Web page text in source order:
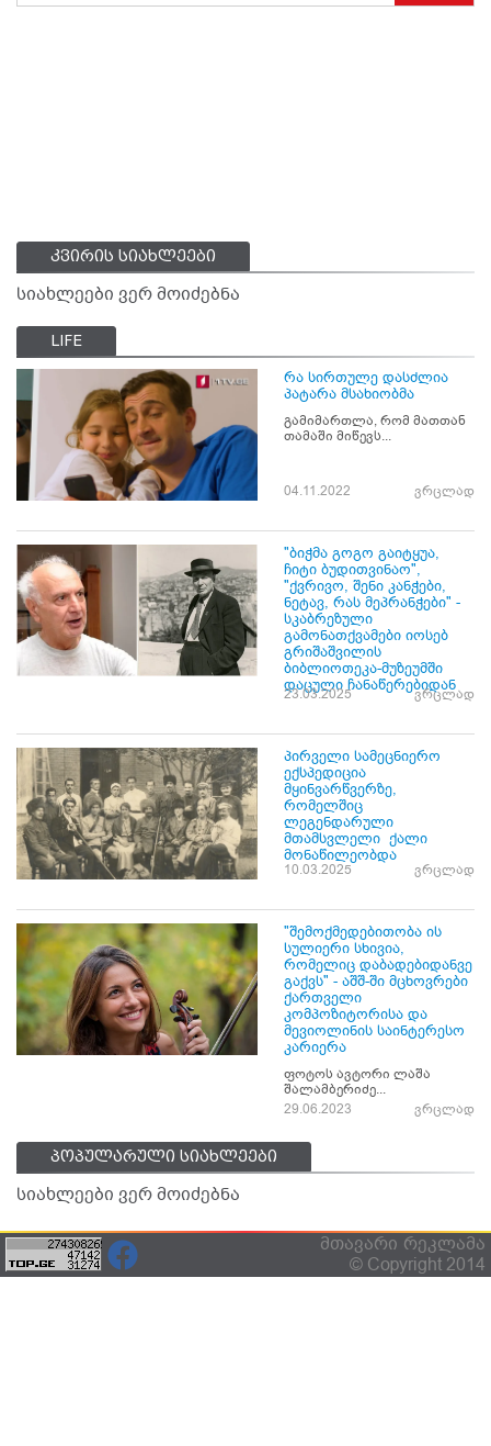
კვირის სიახლეები
სიახლეები ვერ მოიძებნა
LIFE
რა სირთულე დასძლია
პატარა მსახიობმა
გამიმართლა, რომ მათთან
თამაში მიწევს...
04.11.2022 ვრცლად
"ბიჭმა გოგო გაიტყუა,
ჩიტი ბუდითვინაო",
"ქვრივო, შენი კანჭები,
ნეტავ, რას მეპრანჭები" -
სკაბრეზული
გამონათქვამები იოსებ
გრიშაშვილის
ბიბლიოთეკა-მუზეუმში
დაცული ჩანაწერებიდან
23.03.2025 ვრცლად
პირველი სამეცნიერო
ექსპედიცია
მყინვარწვერზე,
რომელშიც
ლეგენდარული
მთამსვლელი ქალი
მონაწილეობდა
10.03.2025 ვრცლად
"შემოქმედებითობა ის
სულიერი სხივია,
რომელიც დაბადებიდანვე
გაქვს" - აშშ-ში მცხოვრები
ქართველი
კომპოზიტორისა და
მევიოლინის საინტერესო
კარიერა
ფოტოს ავტორი ლაშა
შალამბერიძე...
29.06.2023
ვრცლად
პოპულარული სიახლეები
სიახლეები ვერ მოიძებნა
მთავარი რეკლამა
© Copyright 2014